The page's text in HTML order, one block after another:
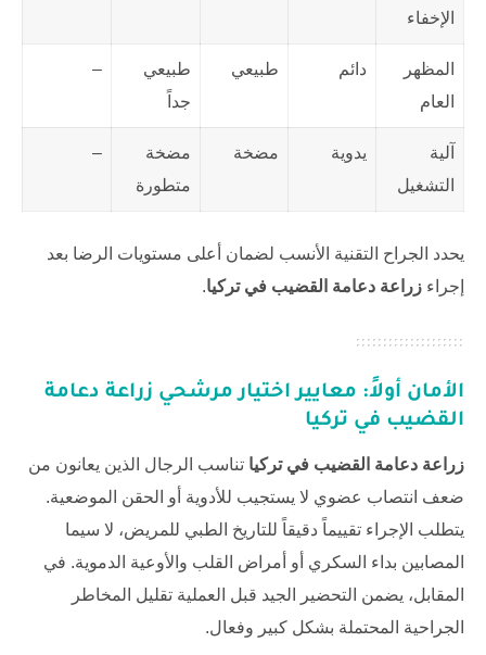
الإخفاء
المظهر
العام
دائم طبيعي
طبيعي
جداً
–
آلية
التشغيل
يدوية مضخة
مضخة
متطورة
–
يحدد الجراح التقنية الأنسب لضمان أعلى مستويات الرضا بعد
إجراء زراعة دعامة القضيب في تركيا.
الأمان أولاً: معايير اختيار مرشحي زراعة دعامة
القضيب في تركيا
زراعة دعامة القضيب في تركيا تناسب الرجال الذين يعانون من
ضعف انتصاب عضوي لا يستجيب للأدوية أو الحقن الموضعية.
يتطلب الإجراء تقييماً دقيقاً للتاريخ الطبي للمريض، لا سيما
المصابين بداء السكري أو أمراض القلب والأوعية الدموية. في
المقابل، يضمن التحضير الجيد قبل العملية تقليل المخاطر
الجراحية المحتملة بشكل كبير وفعال.